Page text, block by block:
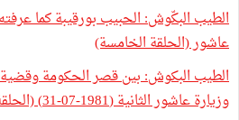
الطيب البكّوش: الحبيب بورقيبة كما
عاشور (الحلقة الخامسة)
وزيارة عاشور الثانية (1981-07-31) (الحلقة السادسة)